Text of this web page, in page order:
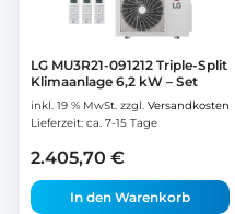
LG MU3R21-091212 Triple-Split
Klimaanlage 6,2 kW – Set
inkl. 19 % MwSt. zzgl. Versandkosten
Lieferzeit: ca. 7-15 Tage
2.405,70 €
In den Warenkorb